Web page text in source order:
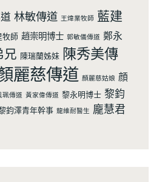
林敏傳道 王煒業牧師 藍建
牧師 趙崇明博士 郭敏儀傳道 鄭永
兄 陳瑞蘭姊妹 陳秀美傳
麗慈傳道 顏麗慈姑娘 顔
珮傳道 黃家偉傳道 黎永明博士 黎鈞
鈞澤青年幹事 龍維耐醫生 龐慧君